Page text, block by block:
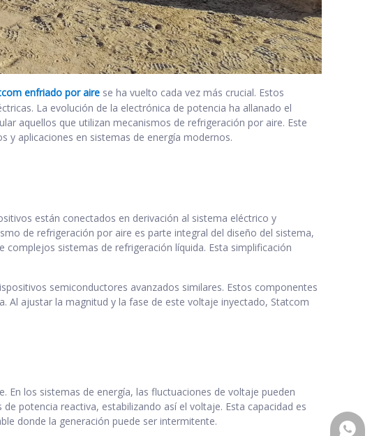
enfriado por aire se ha vuelto cada vez más crucial. Estos
La evolución de la electrónica de potencia ha allanado el
aquellos que utilizan mecanismos de refrigeración por aire. Este
y aplicaciones en sistemas de energía modernos.
están conectados en derivación al sistema eléctrico y
de refrigeración por aire es parte integral del diseño del sistema,
sistemas de refrigeración líquida. Esta simplificación
semiconductores avanzados similares. Estos componentes
Al ajustar la magnitud y la fase de este voltaje inyectado, Statcom
los sistemas de energía, las fluctuaciones de voltaje pueden
potencia reactiva, estabilizando así el voltaje. Esta capacidad es
donde la generación puede ser intermitente.
+86 -